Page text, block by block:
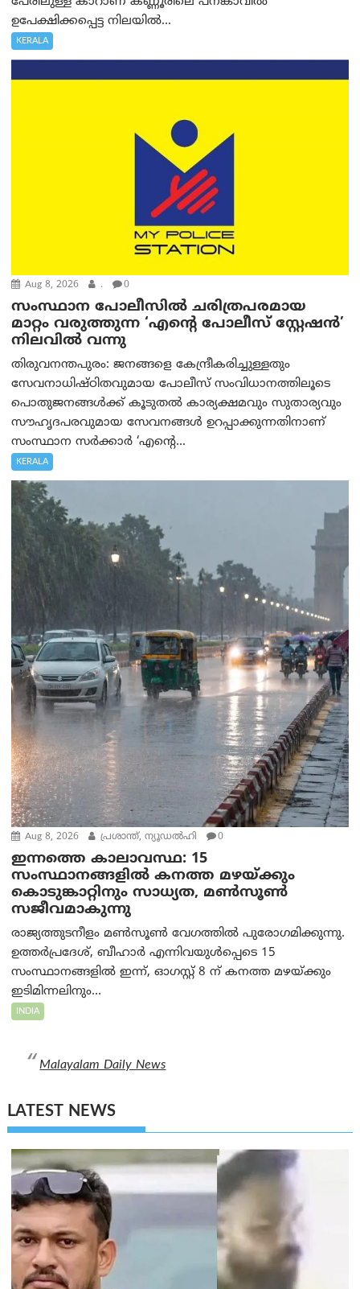
ഉപേക്ഷിക്കപ്പെട്ട നിലയിൽ...
KERALA
Aug 8, 2026 . 0
സംസ്ഥാന പോലീസിൽ ചരിത്രപരമായ
മാറ്റം വരുത്തുന്ന ‘എന്റെ പോലീസ് സ്റ്റേഷൻ’
നിലവില്‍ വന്നു
തിരുവനന്തപുരം: ജനങ്ങളെ കേന്ദ്രീകരിച്ചുള്ളതും
സേവനാധിഷ്ഠിതവുമായ പോലീസ് സംവിധാനത്തിലൂടെ
പൊതുജനങ്ങൾക്ക് കൂടുതൽ കാര്യക്ഷമവും സുതാര്യവും
സൗഹൃദപരവുമായ സേവനങ്ങൾ ഉറപ്പാക്കുന്നതിനാണ്
സംസ്ഥാന സർക്കാർ ‘എന്റെ...
KERALA
Aug 8, 2026 പ്രശാന്ത്, ന്യൂഡല്‍ഹി 0
ഇന്നത്തെ കാലാവസ്ഥ: 15
സംസ്ഥാനങ്ങളിൽ കനത്ത മഴയ്ക്കും
കൊടുങ്കാറ്റിനും സാധ്യത, മൺസൂൺ
സജീവമാകുന്നു
രാജ്യത്തുടനീളം മൺസൂൺ വേഗത്തിൽ പുരോഗമിക്കുന്നു.
ഉത്തർപ്രദേശ്, ബീഹാർ എന്നിവയുൾപ്പെടെ 15
സംസ്ഥാനങ്ങളിൽ ഇന്ന്, ഓഗസ്റ്റ് 8 ന് കനത്ത മഴയ്ക്കും
ഇടിമിന്നലിനും...
INDIA
Malayalam Daily News
LATEST NEWS